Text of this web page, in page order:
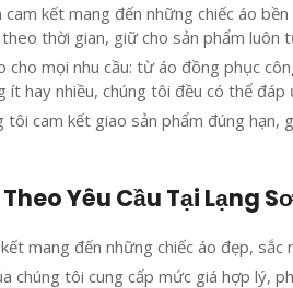
kết mang đến những chiếc áo
thời gian, giữ cho sản phẩm luôn
cho mọi nhu cầu: từ áo đồng phục
ít hay nhiều, chúng tôi đều có thể
tôi cam kết giao sản phẩm đúng
Yêu Cầu Tại Lạng
mang đến những chiếc áo đẹp, sắc
chúng tôi cung cấp mức giá hợp lý,